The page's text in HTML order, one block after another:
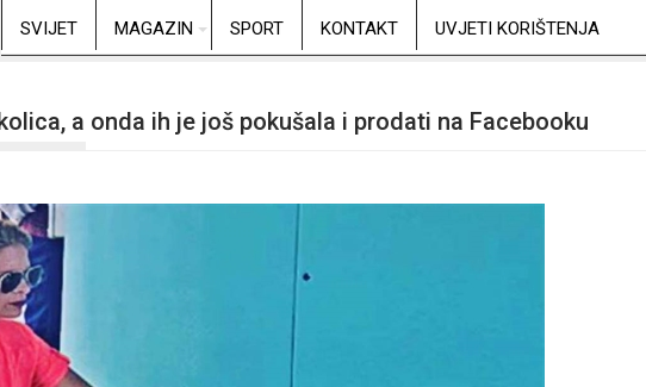
SVIJET MAGAZIN SPORT KONTAKT UVJETI KORIŠTENJA
a onda ih je još pokušala i prodati na Facebooku